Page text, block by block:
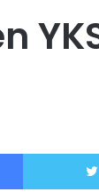
Facebook